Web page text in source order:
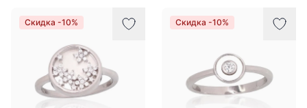
Скидка -10% Скидка -10%